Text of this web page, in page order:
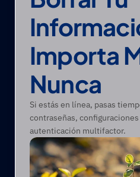
Importa
Nunca
Si estás en línea, pasas
contraseñas,
autenticación multifactor.